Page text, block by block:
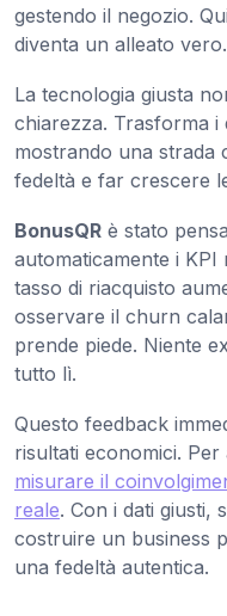
gestendo il negozio.
diventa un alleato vero.
La tecnologia giusta
chiarezza. Trasforma i
mostrando una strada
fedeltà e far crescere
BonusQR è stato
automaticamente i KPI
tasso di riacquisto
osservare il churn
prende piede. Niente
tutto lì.
Questo feedback
risultati economici.
misurare il
reale. Con i dati giusti,
costruire un business
una fedeltà autentica.